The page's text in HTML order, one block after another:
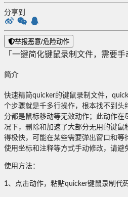
分享到
举报恶意/危险动作
「一键简化键鼠录制文件，需要手
简介
快速精简quicker的键鼠录制文件，
个步骤就是千多行操作，根本找不到头
分都是鼠标移动等无效动作；此动作在
况下，删除和加速了大部分无用的键鼠
得极快，可能在某些需要弹出窗口和等
使用坐标和注释等方式手动修改，请避
使用方法：
1、点击动作，粘贴quicker键鼠录制代码